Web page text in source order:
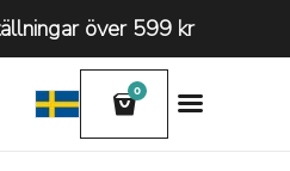
över 599 kr
0